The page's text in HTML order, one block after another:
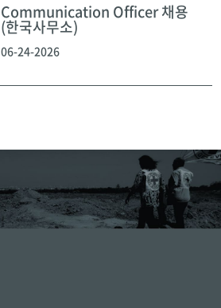
Communication Officer 채용
(한국사무소)
06-24-2026